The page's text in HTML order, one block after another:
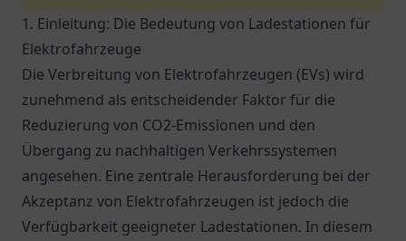
1. Einleitung: Die Bedeutung von Ladestationen für
Elektrofahrzeuge
Die Verbreitung von Elektrofahrzeugen (EVs) wird
zunehmend als entscheidender Faktor für die
Reduzierung von CO2-Emissionen und den
Übergang zu nachhaltigen Verkehrssystemen
angesehen. Eine zentrale Herausforderung bei der
Akzeptanz von Elektrofahrzeugen ist jedoch die
Verfügbarkeit geeigneter Ladestationen. In diesem